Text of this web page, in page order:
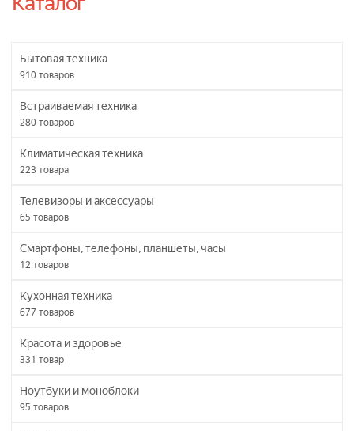
Бытовая техника
910 товаров
Встраиваемая техника
280 товаров
Климатическая техника
223 товара
Телевизоры и аксессуары
65 товаров
Смартфоны, телефоны, планшеты, часы
12 товаров
Кухонная техника
677 товаров
Красота и здоровье
331 товар
Ноутбуки и моноблоки
95 товаров